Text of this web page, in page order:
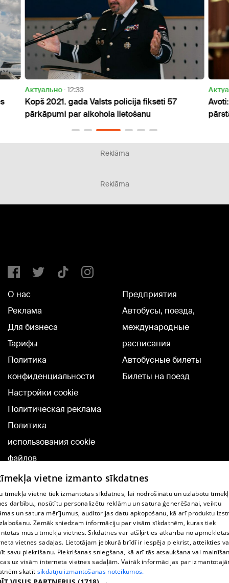
Актуально 12:33
Kopš 2021. gada Valsts policijā fiksēti 57
pārkāpumi par alkohola lietošanu
Reklāma
Reklāma
О нас
Реклама
Для бизнеса
Тарифы
Политика
конфиденциальности
Настройки cookie
Политическая реклама
Политика
использования cookie
файлов
Добавление
комментариев
Предприятия
Автобусы, поезда,
международные
расписания
Автобусные билеты
Билеты на поезд
TВ-программа
Условия договора
360 Ziņu kontakti
Helio Media
vietne izmanto sīkdatnes
tīmekļa vietnē tiek izmantotas sīkdatnes, lai nodrošinātu un uzlabotu
darbību., nosūtītu personalizētu reklāmu un satura ģenerēšanai, veiktu
un satura mērījumus, auditorijas datu apkopošanu, kā arī produktu
Zemāk sniedzam informāciju par visām sīkdatnēm, kuras tiek
mūsu tīmekļa vietnēs. Sīkdatnes var atšķirties atkarībā no
vietnes sadaļas. Lietotājam jebkurā brīdī ir iespēja piekrist, atteikties
savu piekrišanu. Piekrišanas sniegšana, kā arī tās atsaukšana vai
uz visām interneta vietnes sadaļām. Vairāk informācijas par
skatīt sīkdatņu izmantošanas noteikumos.